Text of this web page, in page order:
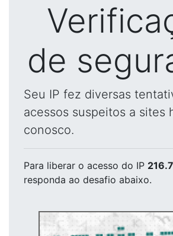
de
Seu IP fez diversas
acessos suspeitos a sites
conosco.
Para liberar o acesso do IP
responda ao desafio abaixo.